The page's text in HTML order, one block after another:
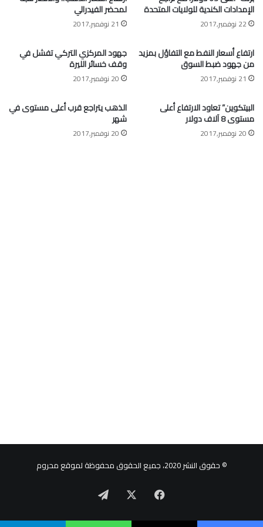
الإمدادات الكندية للولايات المتحدة
22 نوفمبر,2017
لمحضر الفيدرالي
21 نوفمبر,2017
ارتفاع أسعار النفط مع التفاؤل بمزيد
من جهود ضبط السوق
21 نوفمبر,2017
جهود المركزي التركي تفشل في
وقف خسائر الليرة
20 نوفمبر,2017
البيتكوين” تعاود الارتفاع أعلى
مستوى 8 آلاف دولار
20 نوفمبر,2017
الذهب يتراجع قرب أعلى مستوى في
شهر
20 نوفمبر,2017
© حقوق النشر 2020، جميع الحقوق محفوظة لموقع محروم
فيسبوك تيلقرام